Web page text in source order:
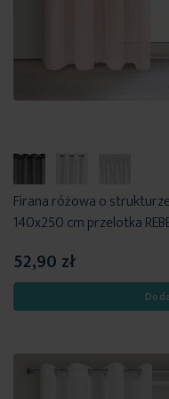
Firana różowa o
140x250 cm przelotka
52,90 zł